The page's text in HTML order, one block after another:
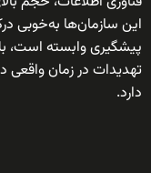
این سازمان‌ها به‌خوبی
پیشگیری وابسته است،
تهدیدات در زمان
دارد.